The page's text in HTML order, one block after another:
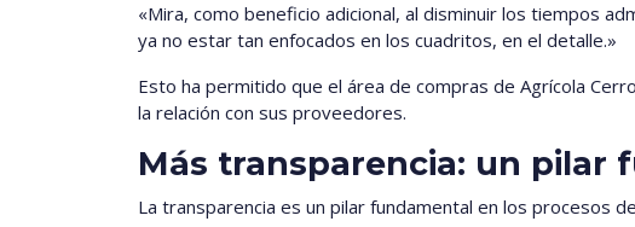
«Mira, como beneficio adicional, al disminuir los tiempos
ya no estar tan enfocados en los cuadritos, en el detalle.»
Esto ha permitido que el área de compras de Agrícola
la relación con sus proveedores.
Más transparencia: un pilar
La transparencia es un pilar fundamental en los procesos